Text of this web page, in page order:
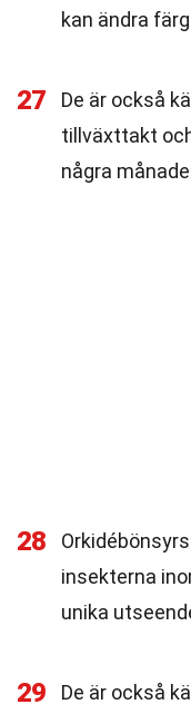
kan ändra
27
De är också
tillväxttakt
några
28
insekterna
unika
29
De är också